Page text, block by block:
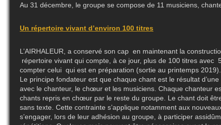
Au 31 décembre, le groupe se compose de 11 musiciens,
Un répertoire vivant d’environ 100 titres
L’AIRHALEUR, a conservé son cap en maintenant la
répertoire vivant qui compte, à ce jour, plus de 100 titres avec
compter celui qui est en préparation (sortie au printemps
Le principe fondateur est que chaque chant est le résultat
avec le chanteur, le chœur et les musiciens. Chaque chanteur
chants repris en chœur par le reste du groupe. Le chant doit
sans texte. Cette contrainte s’applique notamment aux
s’engager, lors de leur adhésion au groupe, à participer